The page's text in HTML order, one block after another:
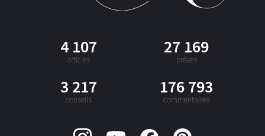
4 107
articles
27 169
brèves
3 217
conseils
176 793
commentaires